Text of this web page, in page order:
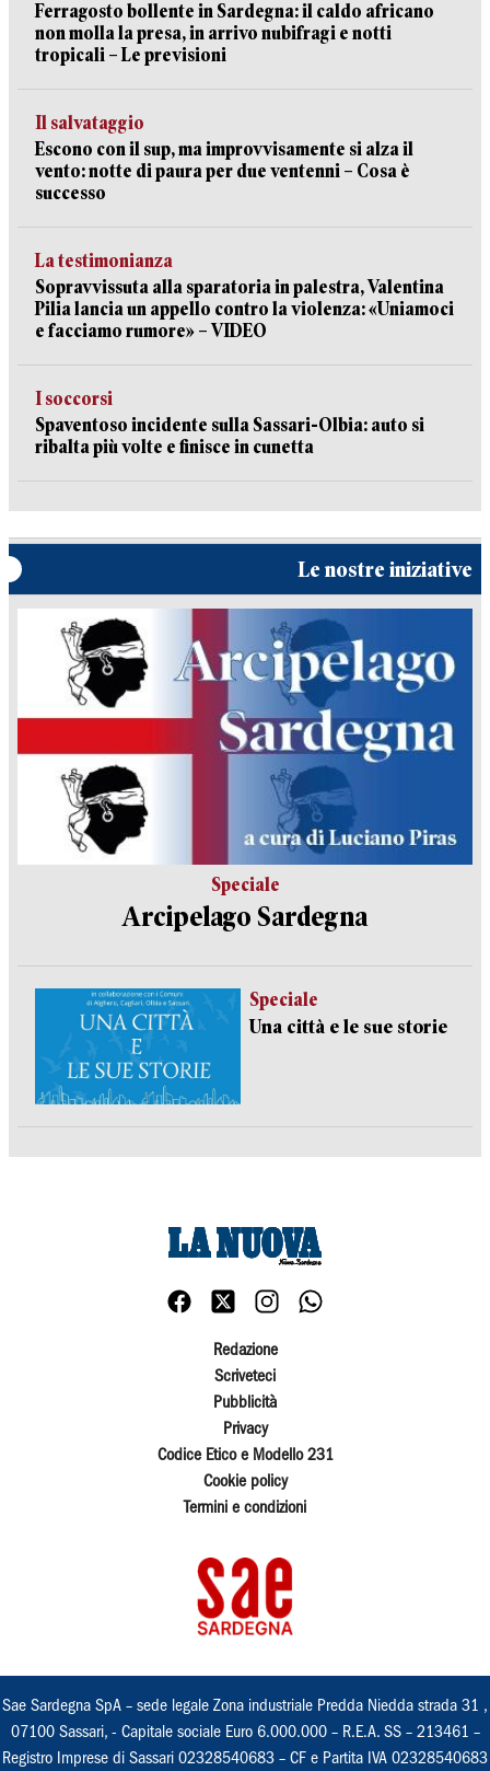
Ferragosto bollente in Sardegna: il caldo africano
non molla la presa, in arrivo nubifragi e notti
tropicali – Le previsioni
Il salvataggio
Escono con il sup, ma improvvisamente si alza il
vento: notte di paura per due ventenni – Cosa è
successo
La testimonianza
Sopravvissuta alla sparatoria in palestra, Valentina
Pilia lancia un appello contro la violenza: «Uniamoci
e facciamo rumore» – VIDEO
I soccorsi
Spaventoso incidente sulla Sassari-Olbia: auto si
ribalta più volte e finisce in cunetta
Le nostre iniziative
Speciale
Arcipelago Sardegna
Speciale
Una città e le sue storie
Redazione
Scriveteci
Pubblicità
Privacy
Codice Etico e Modello 231
Cookie policy
Termini e condizioni
Sae Sardegna SpA – sede legale Zona industriale Predda Niedda strada 31 ,
07100 Sassari, - Capitale sociale Euro 6.000.000 – R.E.A. SS – 213461 –
Registro Imprese di Sassari 02328540683 – CF e Partita IVA 02328540683